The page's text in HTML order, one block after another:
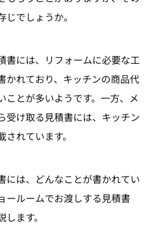
でしょうか。
書には、リフォームに必要な工
かれており、キッチンの商品代
ことが多いようです。一方、メ
受け取る見積書には、キッチン
れています。
には、どんなことが書かれてい
ールームでお渡しする見積書
ます。